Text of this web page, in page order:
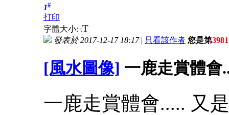
1#
打印
字體大小: tT
發表於 2017-12-17 18:17| 只看該作者 您是第
[風水圖像] 一鹿走賞體會
一鹿走賞體會..... 又